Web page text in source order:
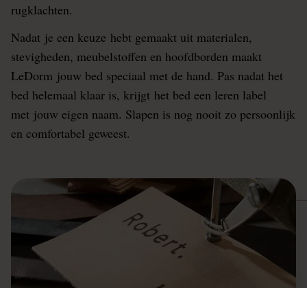
rugklachten.
Nadat je een keuze hebt gemaakt uit materialen,
stevigheden, meubelstoffen en hoofdborden maakt
LeDorm jouw bed speciaal met de hand. Pas nadat het
bed helemaal klaar is, krijgt het bed een leren label
met jouw eigen naam. Slapen is nog nooit zo persoonlijk
en comfortabel geweest.